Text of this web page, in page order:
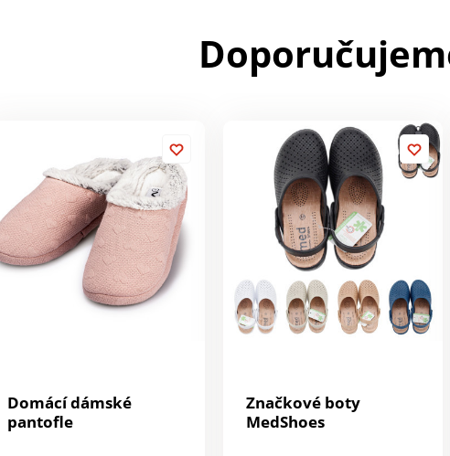
Domácí dámské
pantofle
Značkové boty
MedShoes